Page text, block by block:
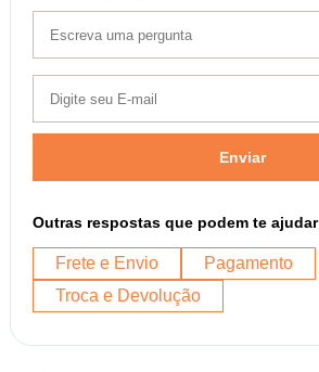
Enviar
Outras respostas que podem te ajudar
Frete e Envio
Pagamento
Troca e Devolução